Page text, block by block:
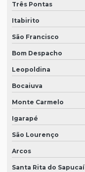
Três Pontas
Itabirito
São Francisco
Bom Despacho
Leopoldina
Bocaiuva
Monte Carmelo
Igarapé
São Lourenço
Arcos
Santa Rita do Sapucaí